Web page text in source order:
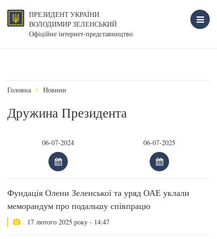
ПРЕЗИДЕНТ УКРАЇНИ
ВОЛОДИМИР ЗЕЛЕНСЬКИЙ
Офіційне інтернет-представництво
Головна Новини
Дружина Президента
Фундація Олени Зеленської та уряд ОАЕ уклали
меморандум про подальшу співпрацю
17 лютого 2025 року - 14:47